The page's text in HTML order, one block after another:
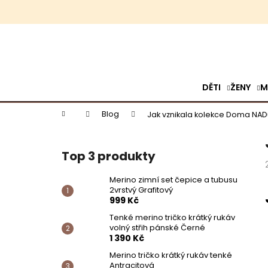
DĚTI ŽENY
Domů Blog Jak vznikala kolekce Doma
Top 3 produkty
Merino zimní set čepice a tubusu
2vrstvý Grafitový
999 Kč
Tenké merino tričko krátký rukáv
volný střih pánské Černé
1 390 Kč
Merino tričko krátký rukáv tenké
Antracitová
š
MERINO ZIMNÍ SET ČEPICE A TUBUSU
2VRSTVÝ GRAFITOVÝ